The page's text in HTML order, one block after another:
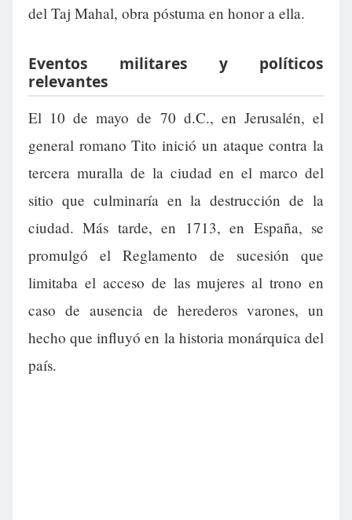
del Taj Mahal, obra póstuma en honor a ella.
Eventos militares y políticos
relevantes
El 10 de mayo de 70 d.C., en Jerusalén, el
general romano Tito inició un ataque contra la
tercera muralla de la ciudad en el marco del
sitio que culminaría en la destrucción de la
ciudad. Más tarde, en 1713, en España, se
promulgó el Reglamento de sucesión que
limitaba el acceso de las mujeres al trono en
caso de ausencia de herederos varones, un
hecho que influyó en la historia monárquica del
país.